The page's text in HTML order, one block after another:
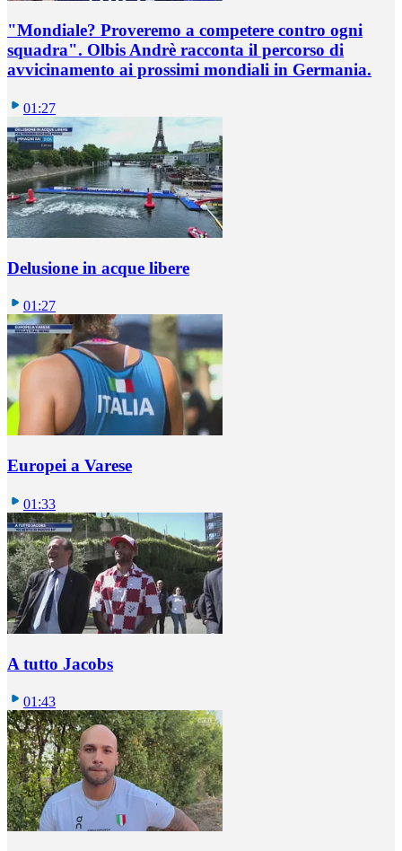
"Mondiale? Proveremo a competere contro ogni
squadra". Olbis Andrè racconta il percorso di
avvicinamento ai prossimi mondiali in Germania.
01:27
Delusione in acque libere
01:27
Europei a Varese
01:33
A tutto Jacobs
01:43